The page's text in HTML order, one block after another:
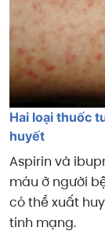
Hai loại thuốc
huyết
Aspirin và
máu ở người
có thể xuất
tính mạng.